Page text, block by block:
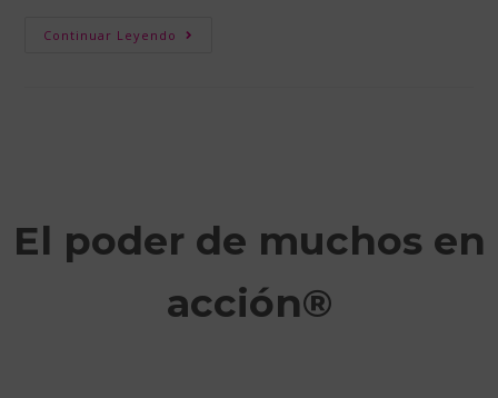
Continuar Leyendo
El poder de muchos en
acción®